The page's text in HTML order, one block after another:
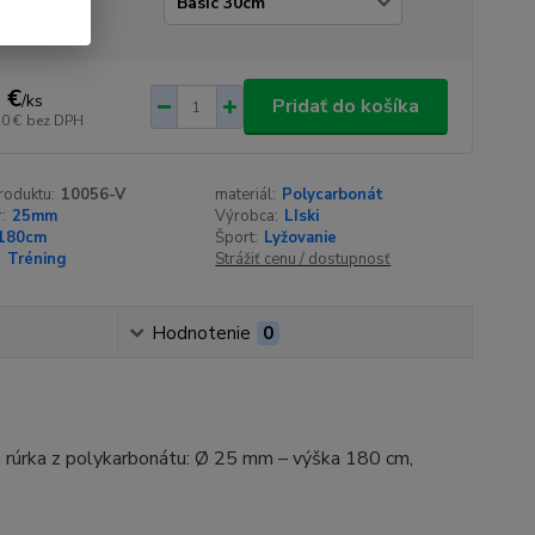
€/ks
€ bez DPH
Pridať do košíka
10056-V materiál: Polycarbonát
25mm Výrobca: LIski
Šport: Lyžovanie
Tréning Strážiť cenu / dostupnosť
Hodnotenie 0
z polykarbonátu: Ø 25 mm – výška 180 cm,